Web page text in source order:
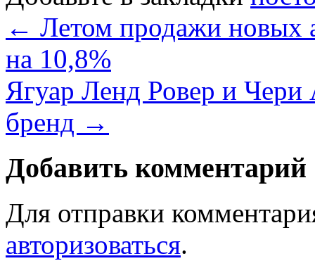
← Летом продажи новых
на 10,8%
Ягуар Ленд Ровер и Чери
бренд →
Добавить комментарий
Для отправки
авторизоваться.